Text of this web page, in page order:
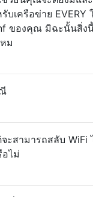
เครือข่าย EVERY
ของคุณ มิฉะนั้นสิ่ง
ม
ะสามารถสลับ WiFi
ไม่